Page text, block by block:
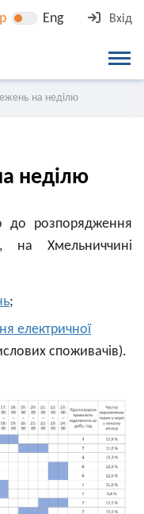
Eng Вхід
на неділю
неділю
до розпорядження
на Хмельниччині
;
електричної
споживачів).